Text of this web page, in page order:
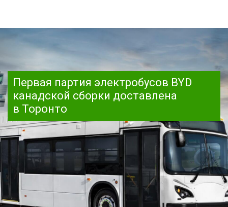
Первая партия электробусов BYD
канадской сборки доставлена
в Торонто